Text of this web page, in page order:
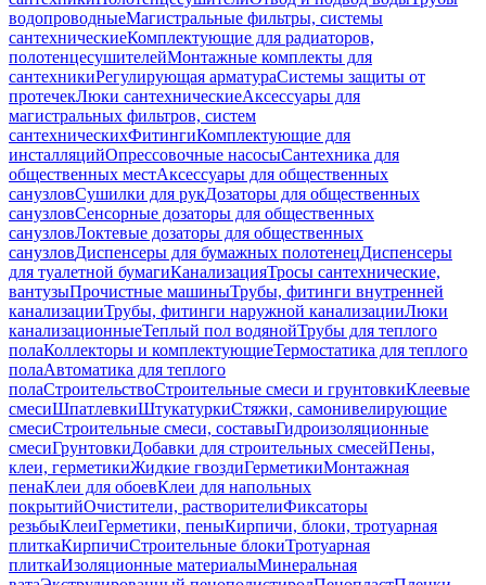
водопроводныеМагистральные фильтры, системы
сантехническиеКомплектующие для радиаторов,
полотенцесушителейМонтажные комплекты для
сантехникиРегулирующая арматураСистемы защиты от
протечекЛюки сантехническиеАксессуары для
магистральных фильтров, систем
сантехническихФитингиКомплектующие для
инсталляцийОпрессовочные насосыСантехника для
общественных местАксессуары для общественных
санузловСушилки для рукДозаторы для общественных
санузловСенсорные дозаторы для общественных
санузловЛоктевые дозаторы для общественных
санузловДиспенсеры для бумажных полотенецДиспенсеры
для туалетной бумагиКанализацияТросы сантехнические,
вантузыПрочистные машиныТрубы, фитинги внутренней
канализацииТрубы, фитинги наружной канализацииЛюки
канализационныеТеплый пол водянойТрубы для теплого
полаКоллекторы и комплектующиеТермостатика для теплого
полаАвтоматика для теплого
полаСтроительствоСтроительные смеси и грунтовкиКлеевые
смесиШпатлевкиШтукатуркиСтяжки, самонивелирующие
смесиСтроительные смеси, составыГидроизоляционные
смесиГрунтовкиДобавки для строительных смесейПены,
клеи, герметикиЖидкие гвоздиГерметикиМонтажная
пенаКлеи для обоевКлеи для напольных
покрытийОчистители, растворителиФиксаторы
резьбыКлеиГерметики, пеныКирпичи, блоки, тротуарная
плиткаКирпичиСтроительные блокиТротуарная
плиткаИзоляционные материалыМинеральная